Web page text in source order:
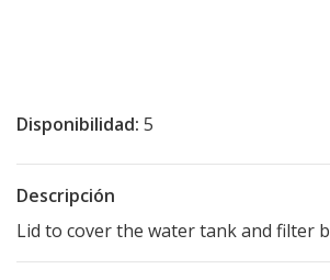
Disponibilidad: 5
Descripción
Lid to cover the water tank and filter